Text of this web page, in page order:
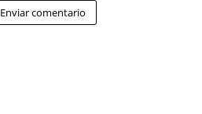
Enviar comentario